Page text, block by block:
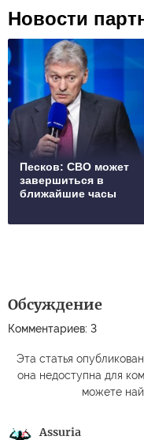
Новости
Песков: СВО может
завершиться в
ближайшие часы
Обсуждение
Комментариев: 3
Эта статья
она недоступна для
можете
Assuria